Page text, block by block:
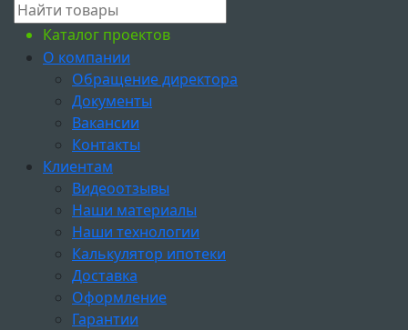
Каталог проектов
О компании
Обращение директора
Документы
Вакансии
Контакты
Клиентам
Видеоотзывы
Наши материалы
Наши технологии
Калькулятор ипотеки
Доставка
Оформление
Гарантии